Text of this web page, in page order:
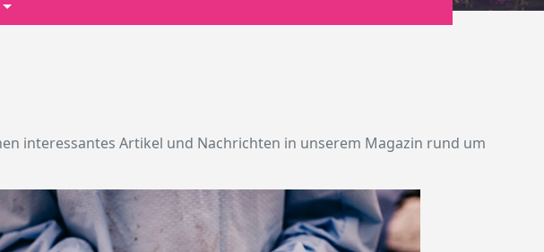
interessantes Artikel und Nachrichten in unserem Magazin rund um